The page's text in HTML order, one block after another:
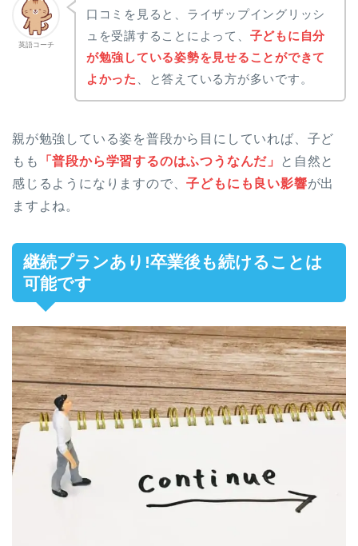
英語コーチ
口コミを見ると、ライザップイングリッシ
ュを受講することによって、 子どもに自分
が勉強している姿勢を見せることができて
よかった
、と答えている方が多いです。
親が勉強している姿を普段から目にしていれば、子ど
もも
「普段から学習するのはふつうなんだ」
と自然と
感じるようになりますので、子どもにも良い影響が出
ますよね。
継続プランあり!卒業後も続けることは
可能です